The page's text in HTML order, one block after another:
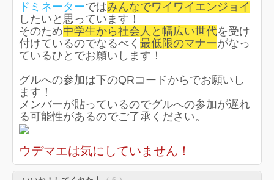
ドミネーターではみんなでワイワイエンジョイ
したいと思っています！
そのため中学生から社会人と幅広い世代を受け
付けているのでなるべく 最低限のマナーがなっ
ているひとでお願いします！
グルへの参加は下のQRコードからでお願いし
ます！
メンバーが貼っているのでグルへの参加が遅れ
る可能性があるのでご了承ください。
ウデマエは気にしていません！